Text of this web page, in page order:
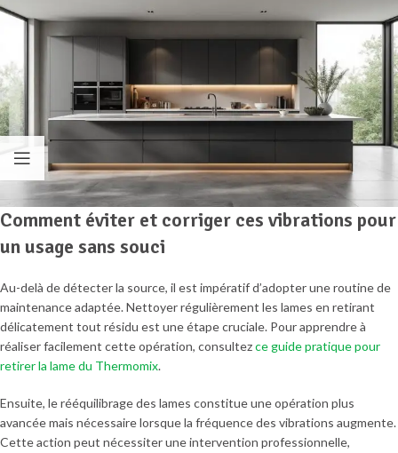
Comment éviter et corriger ces vibrations pour
un usage sans souci
Au-delà de détecter la source, il est impératif d’adopter une routine de
maintenance adaptée. Nettoyer régulièrement les lames en retirant
délicatement tout résidu est une étape cruciale. Pour apprendre à
réaliser facilement cette opération, consultezce guide pratique pour
retirer la lame du Thermomix.
Ensuite, le rééquilibrage des lames constitue une opération plus
avancée mais nécessaire lorsque la fréquence des vibrations augmente.
Cette action peut nécessiter une intervention professionnelle,